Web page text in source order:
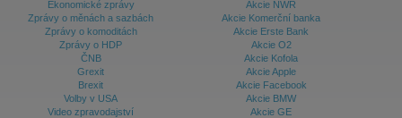
Ekonomické zprávy
Zprávy o měnách a sazbách
Zprávy o komoditách
Zprávy o HDP
ČNB
Grexit
Brexit
Volby v USA
Video zpravodajství
Akcie NWR
Akcie Komerční banka
Akcie Erste Bank
Akcie O2
Akcie Kofola
Akcie Apple
Akcie Facebook
Akcie BMW
Akcie GE